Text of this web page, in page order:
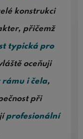
konstrukci
přičemž
typická pro
oceňuji
i čela,
při
profesionální